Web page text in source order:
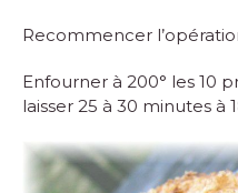
Recommencer
Enfourner à 200° les 10
laisser 25 à 30 minutes à